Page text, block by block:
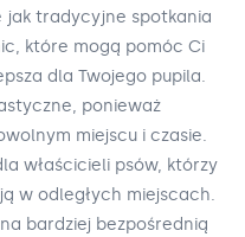
jak tradycyjne spotkania
które mogą pomóc Ci
dla Twojego pupila.
ponieważ
miejscu i czasie.
właścicieli psów, którzy
w odległych miejscach.
bardziej bezpośrednią